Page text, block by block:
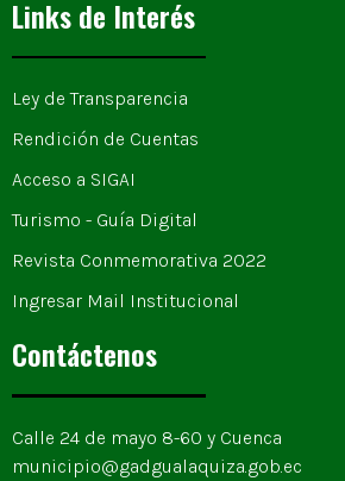
Links de Interés
Ley de Transparencia
Rendición de Cuentas
Acceso a SIGAI
Turismo - Guía Digital
Revista Conmemorativa 2022
Ingresar Mail Institucional
Contáctenos
Calle 24 de mayo 8-60 y Cuenca
municipio@gadgualaquiza.gob.ec